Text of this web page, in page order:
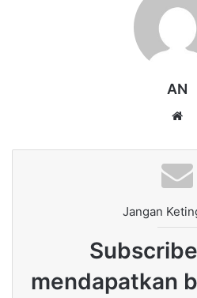
AN
Jangan
mendapatkan